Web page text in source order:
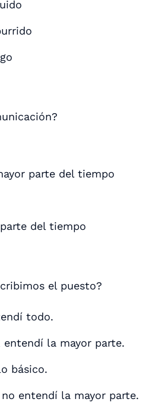
parte del tiempo
del tiempo
el puesto?
todo.
entendí la mayor parte.
básico.
entendí la mayor parte.